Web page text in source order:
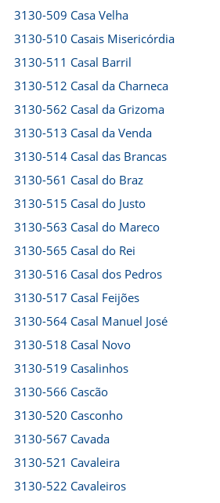
3130-509 Casa Velha
3130-510 Casais Misericórdia
3130-511 Casal Barril
3130-512 Casal da Charneca
3130-562 Casal da Grizoma
3130-513 Casal da Venda
3130-514 Casal das Brancas
3130-561 Casal do Braz
3130-515 Casal do Justo
3130-563 Casal do Mareco
3130-565 Casal do Rei
3130-516 Casal dos Pedros
3130-517 Casal Feijões
3130-564 Casal Manuel José
3130-518 Casal Novo
3130-519 Casalinhos
3130-566 Cascão
3130-520 Casconho
3130-567 Cavada
3130-521 Cavaleira
3130-522 Cavaleiros